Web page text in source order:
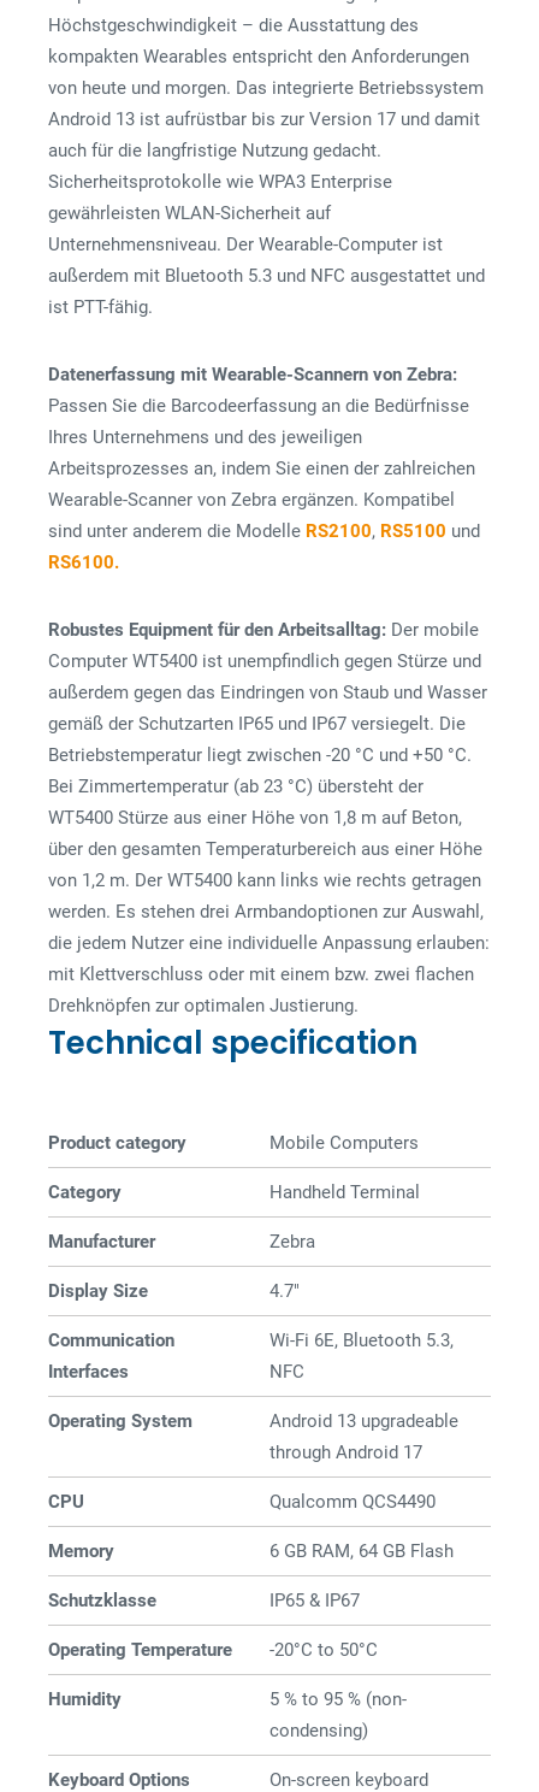
Höchstgeschwindigkeit – die Ausstattung des
kompakten Wearables entspricht den Anforderungen
von heute und morgen. Das integrierte Betriebssystem
Android 13 ist aufrüstbar bis zur Version 17 und damit
auch für die langfristige Nutzung gedacht.
Sicherheitsprotokolle wie WPA3 Enterprise
gewährleisten WLAN-Sicherheit auf
Unternehmensniveau. Der Wearable-Computer ist
außerdem mit Bluetooth 5.3 und NFC ausgestattet und
ist PTT-fähig.
Datenerfassung mit Wearable-Scannern von Zebra:
Passen Sie die Barcodeerfassung an die Bedürfnisse
Ihres Unternehmens und des jeweiligen
Arbeitsprozesses an, indem Sie einen der zahlreichen
Wearable-Scanner von Zebra ergänzen. Kompatibel
sind unter anderem die Modelle RS2100, RS5100 und
RS6100.
Robustes Equipment für den Arbeitsalltag: Der mobile
Computer WT5400 ist unempfindlich gegen Stürze und
außerdem gegen das Eindringen von Staub und Wasser
gemäß der Schutzarten IP65 und IP67 versiegelt. Die
Betriebstemperatur liegt zwischen -20 °C und +50 °C.
Bei Zimmertemperatur (ab 23 °C) übersteht der
WT5400 Stürze aus einer Höhe von 1,8 m auf Beton,
über den gesamten Temperaturbereich aus einer Höhe
von 1,2 m. Der WT5400 kann links wie rechts getragen
werden. Es stehen drei Armbandoptionen zur Auswahl,
die jedem Nutzer eine individuelle Anpassung erlauben:
mit Klettverschluss oder mit einem bzw. zwei flachen
Drehknöpfen zur optimalen Justierung.
Technical specification
Product category Mobile Computers
Category Handheld Terminal
Manufacturer Zebra
Display Size 4.7"
Communication
Interfaces
Wi-Fi 6E, Bluetooth 5.3,
NFC
Operating System
Android 13 upgradeable
through Android 17
CPU Qualcomm QCS4490
Memory 6 GB RAM, 64 GB Flash
Schutzklasse IP65 & IP67
Operating Temperature -20°C to 50°C
Humidity
5 % to 95 % (non-
condensing)
Keyboard Options On-screen keyboard